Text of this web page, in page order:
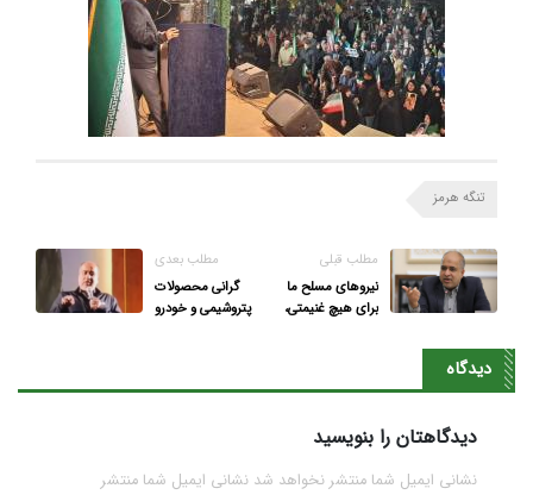
تنگه هرمز
مطلب قبلی
نیروهای مسلح ما
برای هیچ غنیمتی،
مطلب بعدی
گرانی محصولات
پتروشیمی و خودرو
دیدگاه
دیدگاهتان را بنویسید
نشانی ایمیل شما منتشر نخواهد شد نشانی ایمیل شما منتشر